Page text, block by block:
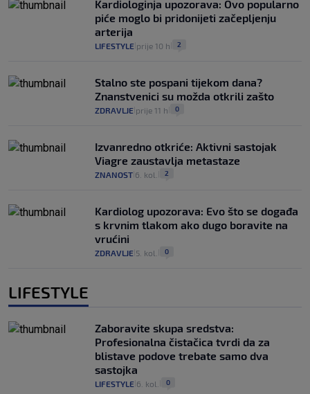
Kardiologinja upozorava: Ovo popularno
piće moglo bi pridonijeti začepljenju
arterija
LIFESTYLE prije 10 h 2
Stalno ste pospani tijekom dana?
Znanstvenici su možda otkrili zašto
ZDRAVLJE prije 11 h 0
Izvanredno otkriće: Aktivni sastojak
Viagre zaustavlja metastaze
ZNANOST 6. kol. 2
Kardiolog upozorava: Evo što se događa
s krvnim tlakom ako dugo boravite na
vrućini
ZDRAVLJE 5. kol. 0
LIFESTYLE
Zaboravite skupa sredstva:
Profesionalna čistačica tvrdi da za
blistave podove trebate samo dva
sastojka
LIFESTYLE 6. kol. 0